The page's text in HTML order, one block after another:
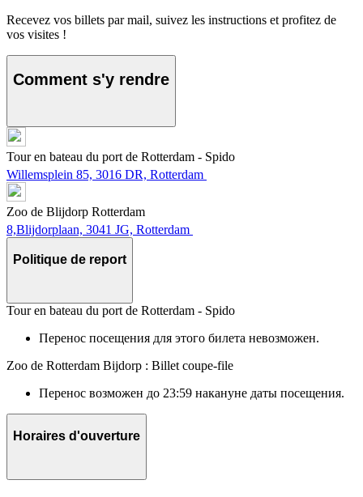
Recevez vos billets par mail, suivez les instructions et profitez de
vos visites !
Comment s'y rendre
Tour en bateau du port de Rotterdam - Spido
Willemsplein 85, 3016 DR, Rotterdam
Zoo de Blijdorp Rotterdam
8,Blijdorplaan, 3041 JG, Rotterdam
Politique de report
Tour en bateau du port de Rotterdam - Spido
Перенос посещения для этого билета невозможен.
Zoo de Rotterdam Bijdorp : Billet coupe-file
Перенос возможен до 23:59 накануне даты посещения.
Horaires d'ouverture